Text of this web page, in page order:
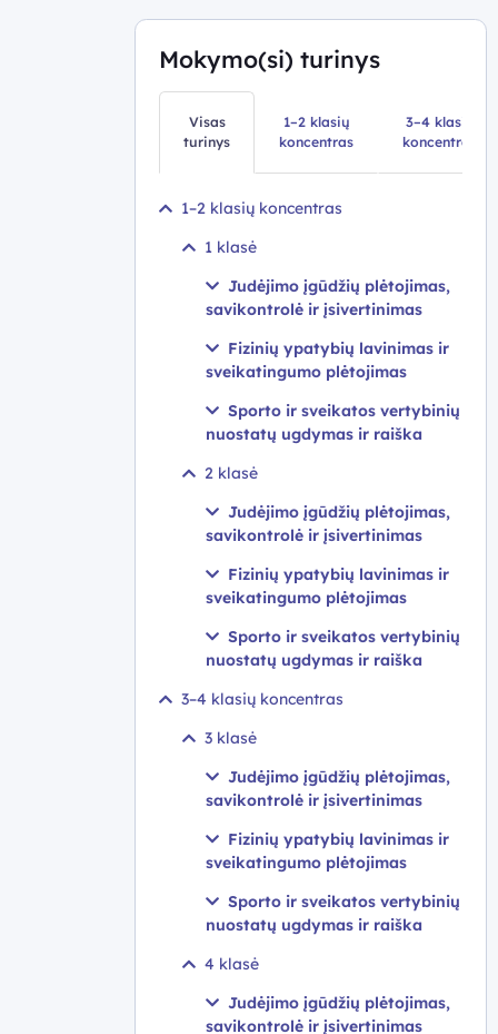
Mokymo(si) turinys
Visas
turinys
1–2 klasių
koncentras
3–4 klasių
koncentras
1–2 klasių koncentras
1 klasė
Judėjimo įgūdžių plėtojimas,
savikontrolė ir įsivertinimas
Fizinių ypatybių lavinimas ir
sveikatingumo plėtojimas
Sporto ir sveikatos vertybinių
nuostatų ugdymas ir raiška
2 klasė
Judėjimo įgūdžių plėtojimas,
savikontrolė ir įsivertinimas
Fizinių ypatybių lavinimas ir
sveikatingumo plėtojimas
Sporto ir sveikatos vertybinių
nuostatų ugdymas ir raiška
3–4 klasių koncentras
3 klasė
Judėjimo įgūdžių plėtojimas,
savikontrolė ir įsivertinimas
Fizinių ypatybių lavinimas ir
sveikatingumo plėtojimas
Sporto ir sveikatos vertybinių
nuostatų ugdymas ir raiška
4 klasė
Judėjimo įgūdžių plėtojimas,
savikontrolė ir įsivertinimas